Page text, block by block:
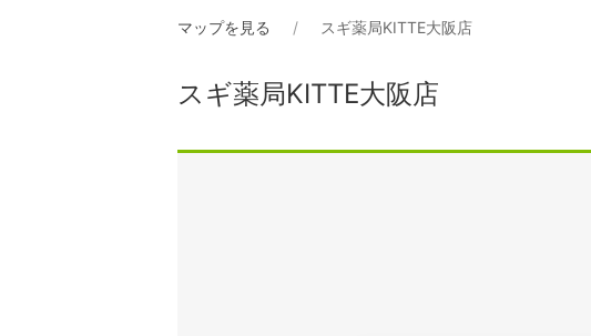
マップを見る スギ薬局KITTE大阪店
スギ薬局KITTE大阪店